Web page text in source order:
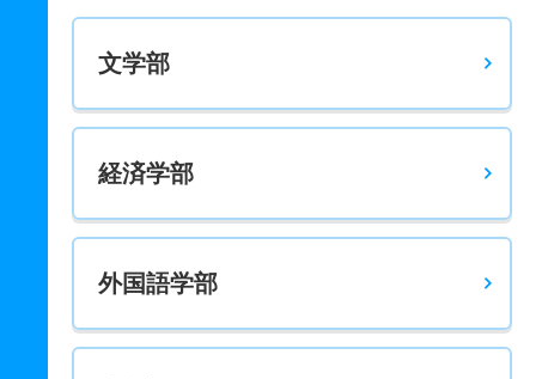
経営学科 一般 共テ 前期４科目英語民間型
15人 1.30倍 1.80倍 56人 56人 43人 53.50
経営学科 一般 共テ 中期３科目型
経営学科 一般 共テ 中期４科目型
15人 1.60倍 1.40倍 48.50
経営学科 一般 ニ 前期３科目基準点型
文学部
経済学部
外国語学部